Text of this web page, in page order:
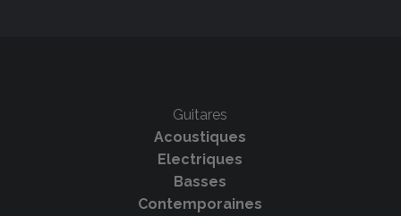
Guitares
Acoustiques
Electriques
Basses
Contemporaines